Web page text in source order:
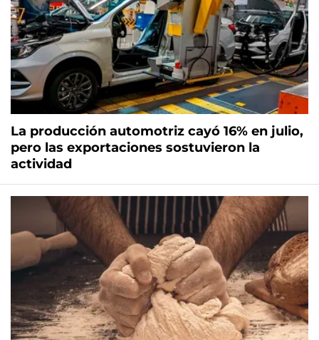
La producción automotriz cayó 16% en julio,
pero las exportaciones sostuvieron la
actividad